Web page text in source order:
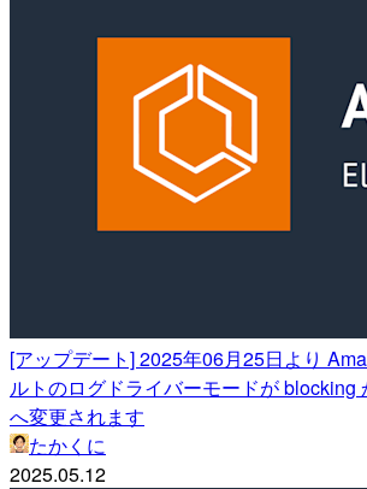
[アップデート] 2025年06月25日より
ルトのログドライバーモードが blocking
へ変更されます
たかくに
2025.05.12